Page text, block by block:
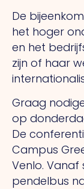
De
het hoger
en het
zijn of haar
Graag
op
De
Campus
Venlo. Vanaf
pendelbus